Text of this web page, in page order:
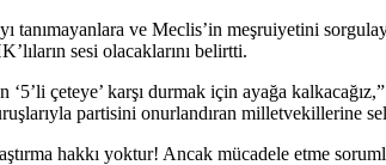
tanımayanlara ve Meclis’in meşruiyetini
sesi olacaklarını belirtti.
çeteye’ karşı durmak için ayağa
partisini onurlandıran milletvekillerine
hakkı yoktur! Ancak mücadele etme